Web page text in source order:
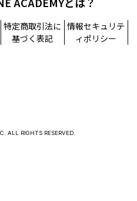
特定商取引法に
基づく表記
情報セキュリテ
ィポリシー
ALL RIGHTS RESERVED.